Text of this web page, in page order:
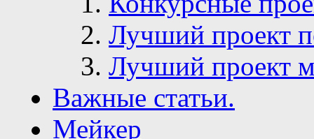
Лучший проект
Лучший проект
Важные статьи.
Мейкер